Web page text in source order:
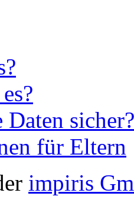
Daten sicher?
für Eltern
impiris